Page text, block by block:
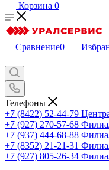
Корзина 0
Сравнение0
Телефоны
+7 (8422) 52-44-79
+7 (927) 270-57-68
+7 (937) 444-68-88
+7 (8352) 21-21-31
+7 (927) 805-26-34